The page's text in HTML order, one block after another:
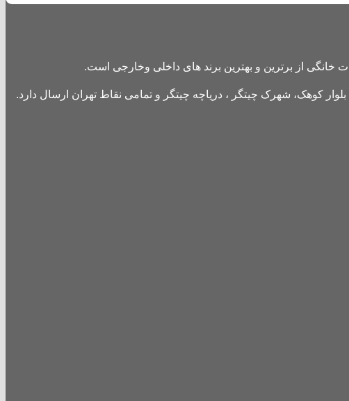
خانگی از برترین و بهترین برند های داخلی وخارجی است.